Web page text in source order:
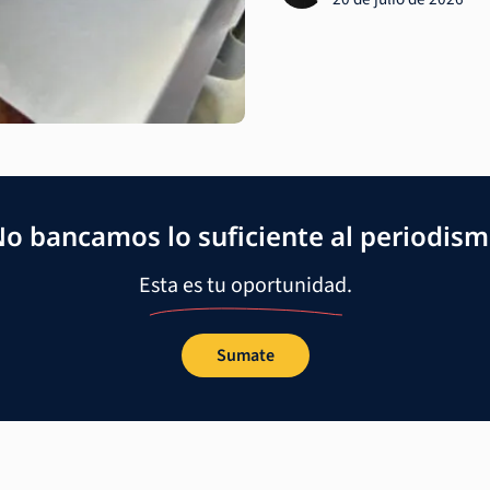
bancamos lo suficiente al
Esta es tu oportunidad.
Sumate